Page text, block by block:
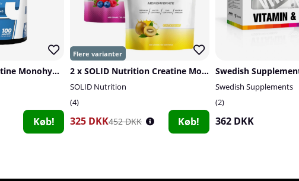
Trained By JP Creatine Monohydrate, 500 g
Køb!
2 x SOLID Nutrition Creatine Monohydrate, 400 g
SOLID Nutrition
4
325 DKK452 DKK Køb!
Swedish Supplements
2
362 DKK